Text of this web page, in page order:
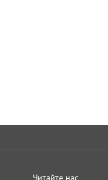
Читайте нас